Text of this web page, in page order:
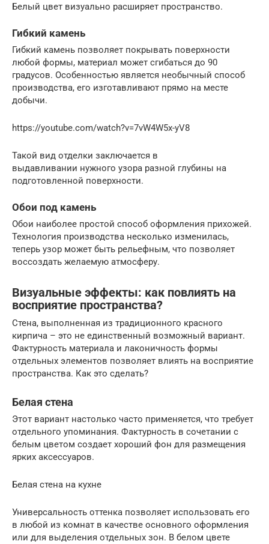
Белый цвет визуально расширяет пространство.
Гибкий камень
Гибкий камень позволяет покрывать поверхности
любой формы, материал может сгибаться до 90
градусов. Особенностью является необычный способ
производства, его изготавливают прямо на месте
добычи.
https://youtube.com/watch?v=7vW4W5x-yV8
Такой вид отделки заключается в
выдавливании нужного узора разной глубины на
подготовленной поверхности.
Обои под камень
Обои наиболее простой способ оформления прихожей.
Технология производства несколько изменилась,
теперь узор может быть рельефным, что позволяет
воссоздать желаемую атмосферу.
Визуальные эффекты: как повлиять на
восприятие пространства?
Стена, выполненная из традиционного красного
кирпича – это не единственный возможный вариант.
Фактурность материала и лаконичность формы
отдельных элементов позволяет влиять на восприятие
пространства. Как это сделать?
Белая стена
Этот вариант настолько часто применяется, что требует
отдельного упоминания. Фактурность в сочетании с
белым цветом создает хороший фон для размещения
ярких аксессуаров.
Белая стена на кухне
Универсальность оттенка позволяет использовать его
в любой из комнат в качестве основного оформления
или для выделения отдельных зон. В белом цвете